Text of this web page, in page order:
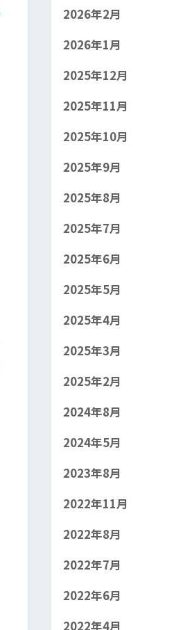
2026年2月
2026年1月
2025年12月
2025年11月
2025年10月
2025年9月
2025年8月
2025年7月
2025年6月
2025年5月
2025年4月
2025年3月
2025年2月
2024年8月
2024年5月
2023年8月
2022年11月
2022年8月
2022年7月
2022年6月
2022年4月